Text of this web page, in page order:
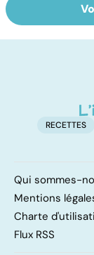
La
RECETTES
Qui sommes-
Mentions
Charte
Flux RSS